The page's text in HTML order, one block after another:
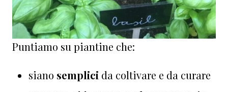
Puntiamo su piantine che:
siano semplici da coltivare e da curare